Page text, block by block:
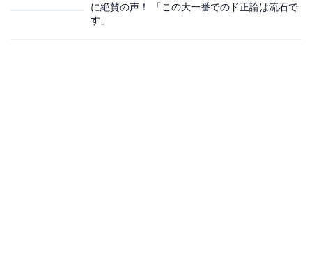
に絶賛の声！ 「この大一番でのド正論は流石で
す」